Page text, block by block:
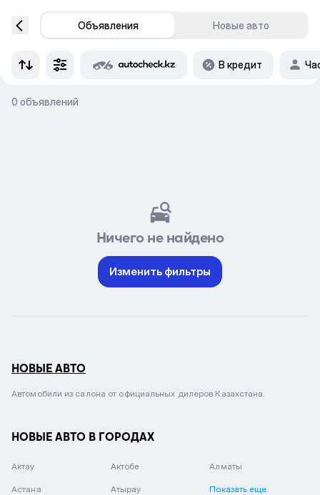
Объявления Новые авто
В кредит
0 объявлений
Ничего не найдено
Изменить фильтры
НОВЫЕ АВТО
Автомобили из салона от официальных дилеров Казахстана.
НОВЫЕ АВТО В ГОРОДАХ
Актау Актобе Алматы
Астана Атырау Показать еще